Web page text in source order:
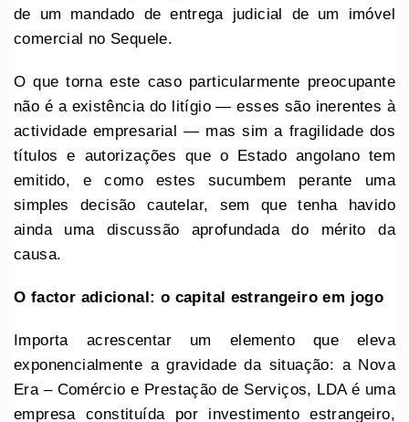
de um mandado de entrega judicial de um imóvel
comercial no Sequele.
O que torna este caso particularmente preocupante
não é a existência do litígio — esses são inerentes à
actividade empresarial — mas sim a fragilidade dos
títulos e autorizações que o Estado angolano tem
emitido, e como estes sucumbem perante uma
simples decisão cautelar, sem que tenha havido
ainda uma discussão aprofundada do mérito da
causa.
O factor adicional: o capital estrangeiro em jogo
Importa acrescentar um elemento que eleva
exponencialmente a gravidade da situação: a Nova
Era – Comércio e Prestação de Serviços, LDA é uma
empresa constituída por investimento estrangeiro,